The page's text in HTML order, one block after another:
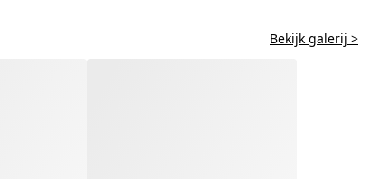
Bekijk galerij >